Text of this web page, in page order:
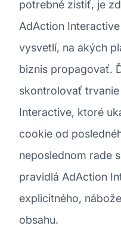
potrebné zistiť, je
AdAction
vysvetlí, na akých
biznis propagovať.
skontrolovať
Interactive, ktoré
cookie od
neposlednom rade
pravidlá AdAction
explicitného,
obsahu.